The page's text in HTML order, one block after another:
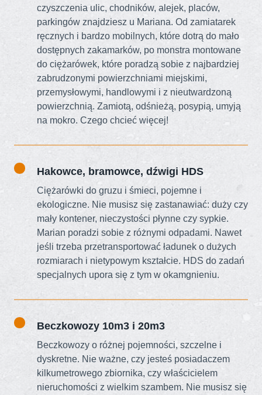
czyszczenia ulic, chodników, alejek, placów,
parkingów znajdziesz u Mariana. Od zamiatarek
ręcznych i bardzo mobilnych, które dotrą do mało
dostępnych zakamarków, po monstra montowane
do ciężarówek, które poradzą sobie z najbardziej
zabrudzonymi powierzchniami miejskimi,
przemysłowymi, handlowymi i z nieutwardzoną
powierzchnią. Zamiotą, odśnieżą, posypią, umyją
na mokro. Czego chcieć więcej!
Hakowce, bramowce, dźwigi HDS
Ciężarówki do gruzu i śmieci, pojemne i
ekologiczne. Nie musisz się zastanawiać: duży czy
mały kontener, nieczystości płynne czy sypkie.
Marian poradzi sobie z różnymi odpadami. Nawet
jeśli trzeba przetransportować ładunek o dużych
rozmiarach i nietypowym kształcie. HDS do zadań
specjalnych upora się z tym w okamgnieniu.
Beczkowozy 10m3 i 20m3
Beczkowozy o różnej pojemności, szczelne i
dyskretne. Nie ważne, czy jesteś posiadaczem
kilkumetrowego zbiornika, czy właścicielem
nieruchomości z wielkim szambem. Nie musisz się